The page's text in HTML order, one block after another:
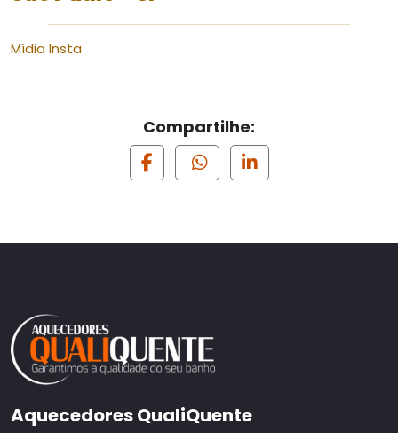
Mídia Insta
Compartilhe:
Aquecedores QualiQuente